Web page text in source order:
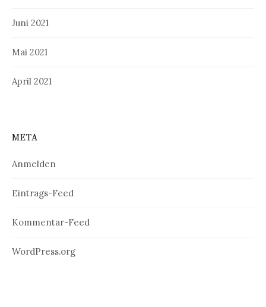
Juni 2021
Mai 2021
April 2021
META
Anmelden
Eintrags-Feed
Kommentar-Feed
WordPress.org